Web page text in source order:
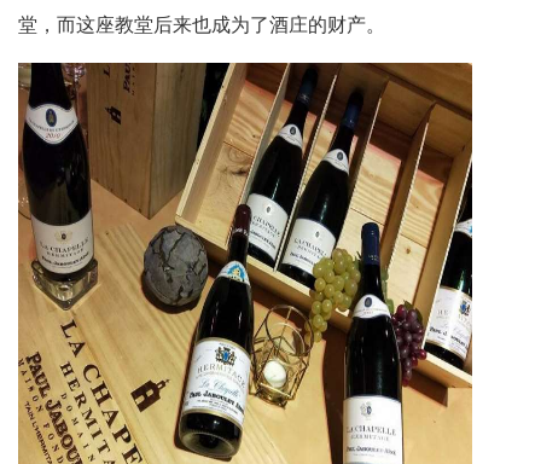
堂，而这座教堂后来也成为了酒庄的财产。